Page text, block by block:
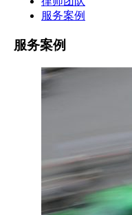
服务案例
服务案例